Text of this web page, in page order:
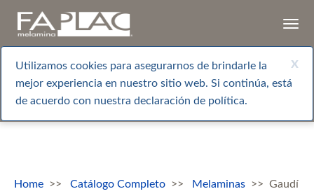
x
Utilizamos cookies para asegurarnos de brindarle la
mejor experiencia en nuestro sitio web. Si continúa, está
de acuerdo con nuestra declaración de política.
Home Catálogo Completo Melaminas Gaudí